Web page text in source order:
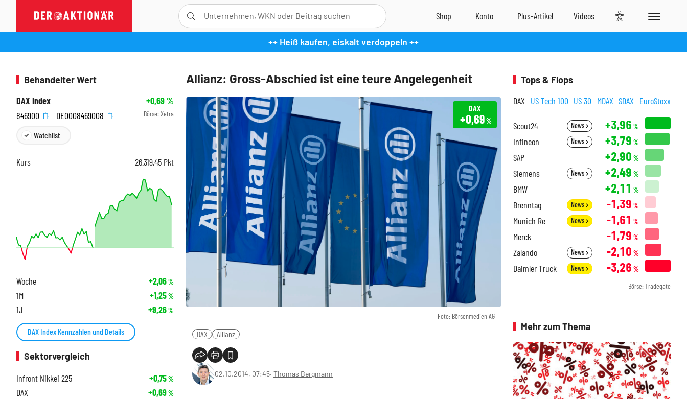
++ Heiß kaufen, eiskalt verdoppeln ++
Allianz: Gross-Abschied ist eine teure Angelegenheit
Foto: Börsenmedien AG
DAX
+0,69%
DAX Allianz
02.10.2014, 07:45‧ Thomas Bergmann
Behandelter Wert
DAX Index
+0,69%
846900
DE0008469008 Börse: Xetra
Watchlist
Kurs 26.319,45 Pkt
Woche +2,06%
1M +1,25%
1J +9,26%
DAX Index Kennzahlen und Details
Sektorvergleich
Infront Nikkei 225
+0,75%
DAX +0,69%
Tops & Flops
DAX US Tech 100 US 30 MDAX SDAX EuroStoxx
Scout24 News +3,96 %
Infineon News +3,79 %
SAP +2,90 %
Siemens News +2,49 %
BMW +2,11 %
Brenntag News -1,39 %
Munich Re News -1,61 %
Merck -1,79 %
Zalando News -2,10 %
Daimler Truck News -3,26 %
Börse: Tradegate
Mehr zum Thema